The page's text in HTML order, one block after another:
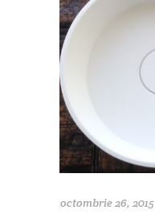
octombrie 26, 2015